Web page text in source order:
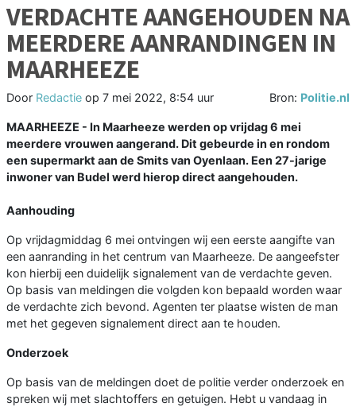
VERDACHTE AANGEHOUDEN NA
MEERDERE AANRANDINGEN IN
MAARHEEZE
Door Redactie op 7 mei 2022, 8:54 uur Bron: Politie.nl
MAARHEEZE - In Maarheeze werden op vrijdag 6 mei
meerdere vrouwen aangerand. Dit gebeurde in en rondom
een supermarkt aan de Smits van Oyenlaan. Een 27-jarige
inwoner van Budel werd hierop direct aangehouden.
Aanhouding
Op vrijdagmiddag 6 mei ontvingen wij een eerste aangifte van
een aanranding in het centrum van Maarheeze. De aangeefster
kon hierbij een duidelijk signalement van de verdachte geven.
Op basis van meldingen die volgden kon bepaald worden waar
de verdachte zich bevond. Agenten ter plaatse wisten de man
met het gegeven signalement direct aan te houden.
Onderzoek
Op basis van de meldingen doet de politie verder onderzoek en
spreken wij met slachtoffers en getuigen. Hebt u vandaag in